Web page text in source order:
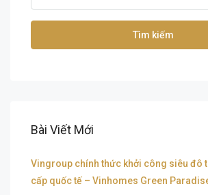
Tìm kiếm
Bài Viết Mới
Vingroup chính thức khởi công siêu đô
cấp quốc tế – Vinhomes Green